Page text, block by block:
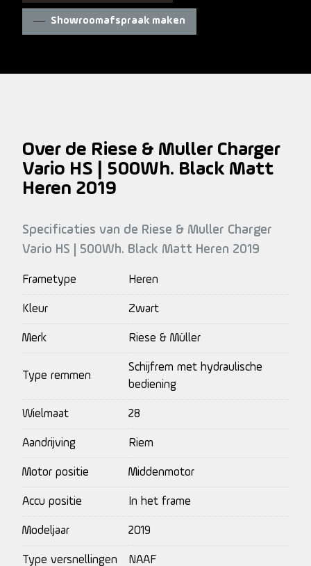
Showroomafspraak maken
Over de Riese & Muller Charger
Vario HS | 500Wh. Black Matt
Heren 2019
Specificaties van de Riese & Muller Charger
Vario HS | 500Wh. Black Matt Heren 2019
Frametype Heren
Kleur Zwart
Merk Riese & Müller
Type remmen
Schijfrem met hydraulische
bediening
Wielmaat 28
Aandrijving Riem
Motor positie Middenmotor
Accu positie In het frame
Modeljaar 2019
Type versnellingen NAAF